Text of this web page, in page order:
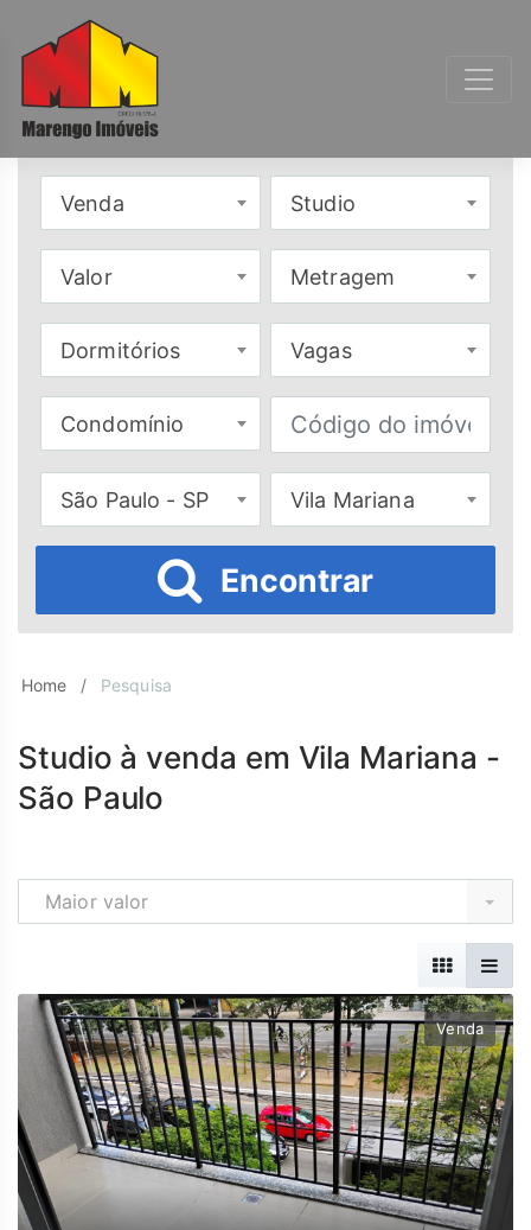
Venda Studio
Valor Metragem
Dormitórios Vagas
Condomínio
São Paulo - SP Vila Mariana
Encontrar
Home Pesquisa
Studio à venda em Vila Mariana -
São Paulo
Maior valor
Venda